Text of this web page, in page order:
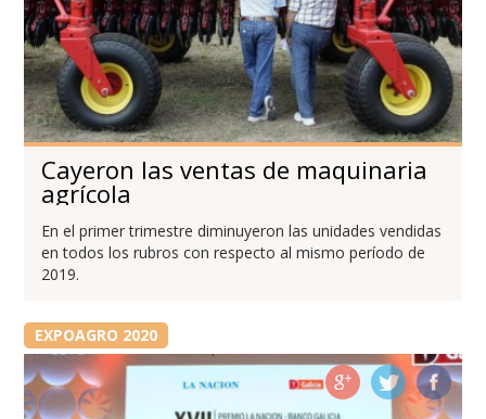
Cayeron las ventas de maquinaria
agrícola
En el primer trimestre diminuyeron las unidades vendidas
en todos los rubros con respecto al mismo período de
2019.
EXPOAGRO 2020